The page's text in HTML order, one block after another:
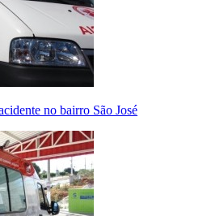
no bairro São José